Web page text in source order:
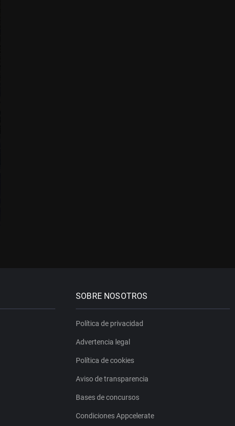
SOBRE NOSOTROS
Política de privacidad
Advertencia legal
Política de cookies
Aviso de transparencia
Bases de concursos
Condiciones Appcelerate